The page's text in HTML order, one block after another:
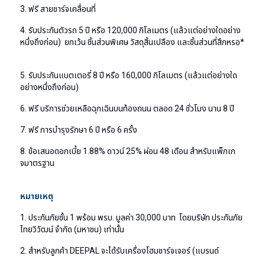
3. ฟรี สายชาร์จเคลื่อนที่
4. รับประกันตัวรถ 5 ปี หรือ 120,000 กิโลเมตร (แล้วแต่อย่างใดอย่าง
หนึ่งถึงก่อน) ยกเว้น ชิ้นส่วนพิเศษ วัสดุสิ้นเปลือง และชิ้นส่วนที่สึกหรอ*
5. รับประกันแบตเตอรี่ 8 ปี หรือ 160,000 กิโลเมตร (แล้วแต่อย่างใด
อย่างหนึ่งถึงก่อน)
6. ฟรี บริการช่วยเหลือฉุกเฉินบนท้องถนน ตลอด 24 ชั่วโมง นาน 8 ปี
7. ฟรี การบำรุงรักษา 6 ปี หรือ 6 ครั้ง
8. ข้อเสนอดอกเบี้ย 1.88% ดาวน์ 25% ผ่อน 48 เดือน สำหรับแพ็กเก
จมาตรฐาน
หมายเหตุ
1. ประกันภัยชั้น 1 พร้อม พรบ. มูลค่า 30,000 บาท โดยบริษัท ประกันภัย
ไทยวิวัฒน์ จำกัด (มหาชน) เท่านั้น
2. สำหรับลูกค้า DEEPAL จะได้รับเครื่องโฮมชาร์จเจอร์ (แบรนด์